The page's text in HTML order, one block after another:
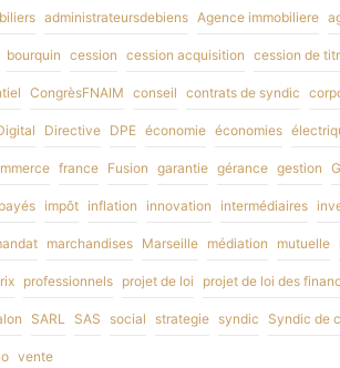
administrateursdebiens Agence immobiliere
bourquin cession cession acquisition cession de
CongrèsFNAIM conseil contrats de syndic
Directive DPE économie économies
france Fusion garantie gérance gestion
impôt inflation innovation intermédiaires
marchandises Marseille médiation mutuelle
professionnels projet de loi projet de loi des
SARL SAS social strategie syndic Syndic de
vente